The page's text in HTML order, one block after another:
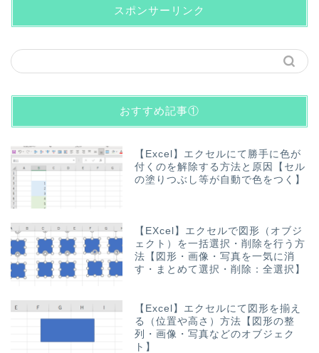
スポンサーリンク
おすすめ記事①
【Excel】エクセルにて勝手に色が
付くのを解除する方法と原因【セル
の塗りつぶし等が自動で色をつく】
【EXcel】エクセルで図形（オブジ
ェクト）を一括選択・削除を行う方
法【図形・画像・写真を一気に消
す・まとめて選択・削除：全選択】
【Excel】エクセルにて図形を揃え
る（位置や高さ）方法【図形の整
列・画像・写真などのオブジェク
ト】